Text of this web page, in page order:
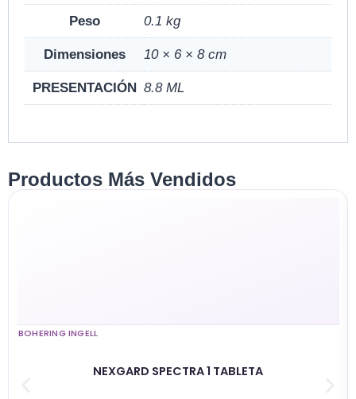
Peso 0.1 kg
Dimensiones 10 × 6 × 8 cm
PRESENTACIÓN 8.8 ML
Productos Más Vendidos
BOHERING INGELL
NEXGARD SPECTRA 1 TABLETA